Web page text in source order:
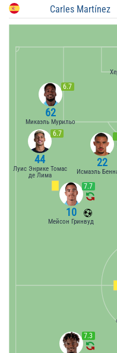
Carles Martínez
6.7
62
Микаэль Мурильо
22
Исмаэль
6.7
44
Луис Энрике Томас
де Лима
7.7
10
Мейсон Гринвуд
7.3